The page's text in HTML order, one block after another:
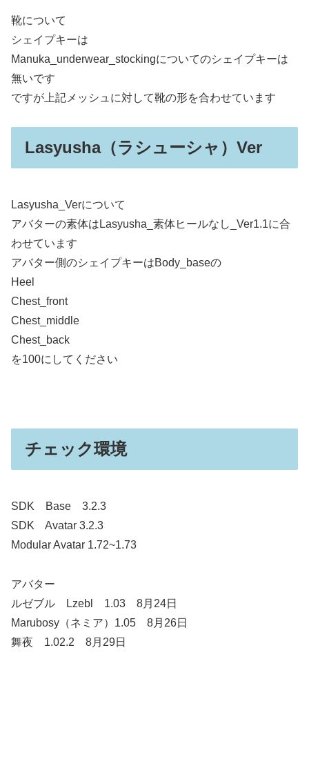
靴について
シェイプキーは
Manuka_underwear_stockingについてのシェイプキーは
無いです
ですが上記メッシュに対して靴の形を合わせています
Lasyusha（ラシューシャ）Ver
Lasyusha_Verについて
アバターの素体はLasyusha_素体ヒールなし_Ver1.1に合
わせています
アバター側のシェイプキーはBody_baseの
Heel
Chest_front
Chest_middle
Chest_back
を100にしてください
チェック環境
SDK Base 3.2.3
SDK Avatar 3.2.3
Modular Avatar 1.72~1.73
アバター
ルゼブル Lzebl 1.03 8月24日
Marubosy（ネミア）1.05 8月26日
舞夜 1.02.2 8月29日